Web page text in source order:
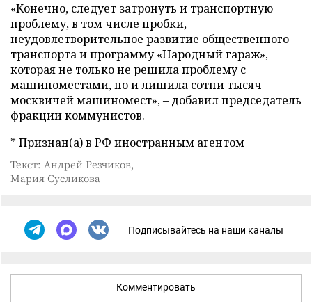
«Конечно, следует затронуть и транспортную
проблему, в том числе пробки,
неудовлетворительное развитие общественного
транспорта и программу «Народный гараж»,
которая не только не решила проблему с
машиноместами, но и лишила сотни тысяч
москвичей машиномест»,– добавил председатель
фракции коммунистов.
* Признан(а) в РФ иностранным агентом
Текст: Андрей Резчиков,
Мария Сусликова
Подписывайтесь на наши каналы
Комментировать